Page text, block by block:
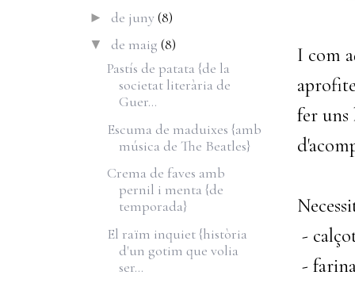
I com
fer uns
-
-
► de juny(8)
▼ de maig (8)
Pastís de patata {de la
societat literària de
Guer...
Escuma de maduixes {amb
música de The Beatles}
Crema de faves amb
pernil i menta {de
temporada}
El raïm inquiet {història
d'un gotim que volia
ser...